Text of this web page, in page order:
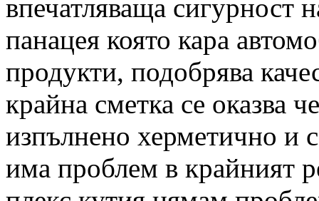
впечатляваща сигурност
панацея която кара
продукти, подобрява
крайна сметка се оказва
изпълнено херметично и
има проблем в крайният